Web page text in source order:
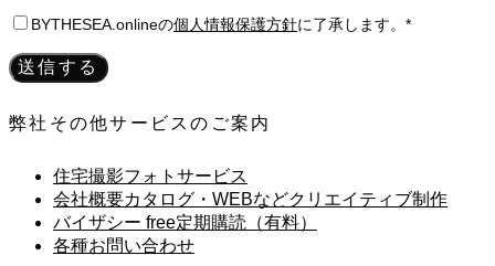
BYTHESEA.onlineの個人情報保護方針に了承します。*
弊社その他サービスのご案内
住宅撮影フォトサービス
会社概要カタログ・WEBなどクリエイティブ制作
バイザシー free定期購読（有料）
各種お問い合わせ